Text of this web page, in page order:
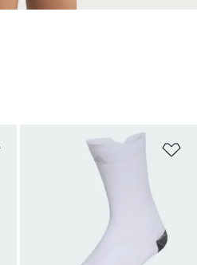
Lägg till på önskelistan